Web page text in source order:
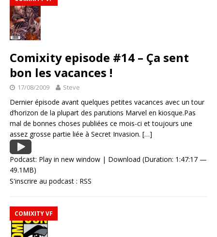
Comixity episode #14 – Ça sent
bon les vacances !
17/08/2009 Steve
Dernier épisode avant quelques petites vacances avec un tour
d’horizon de la plupart des parutions Marvel en kiosque.Pas
mal de bonnes choses publiées ce mois-ci et toujours une
assez grosse partie liée à Secret Invasion. […]
Podcast: Play in new window | Download (Duration: 1:47:17 —
49.1MB)
S'inscrire au podcast : RSS
COMIXITY VF